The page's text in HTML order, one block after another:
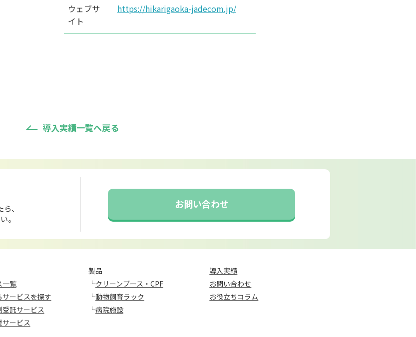
ウェブサ
イト
https://hikarigaoka-jadecom.jp/
導入実績一覧へ戻る
、
。
お問い合わせ
一覧
ービスを探す
託サービス
ービス
製品
└クリーンブース・CPF
└動物飼育ラック
└病院施設
導入実績
お問い合わせ
お役立ちコラム